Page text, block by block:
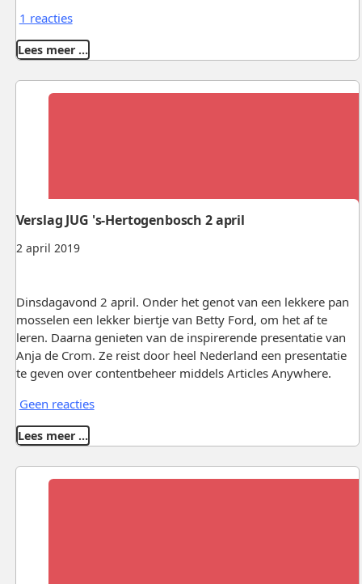
1 reacties
Lees meer …
2 april 2019
Verslag JUG 's-Hertogenbosch 2 april
Dinsdagavond 2 april. Onder het genot van een lekkere pan
mosselen een lekker biertje van Betty Ford, om het af te
leren. Daarna genieten van de inspirerende presentatie van
Anja de Crom. Ze reist door heel Nederland een presentatie
te geven over contentbeheer middels Articles Anywhere.
Geen reacties
Lees meer …